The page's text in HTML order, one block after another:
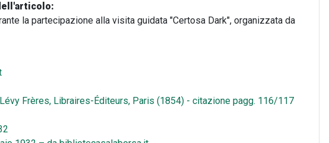
la partecipazione alla visita guidata "Certosa Dark", organizzata da
Frères, Libraires-Éditeurs, Paris (1854) - citazione pagg. 116/117